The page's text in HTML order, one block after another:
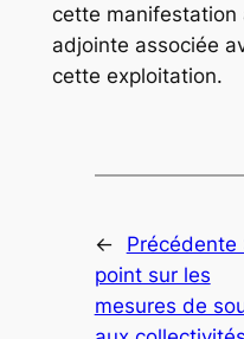
cette manifestation
adjointe associée
cette exploitation.
← Précédente
point sur les
mesures de